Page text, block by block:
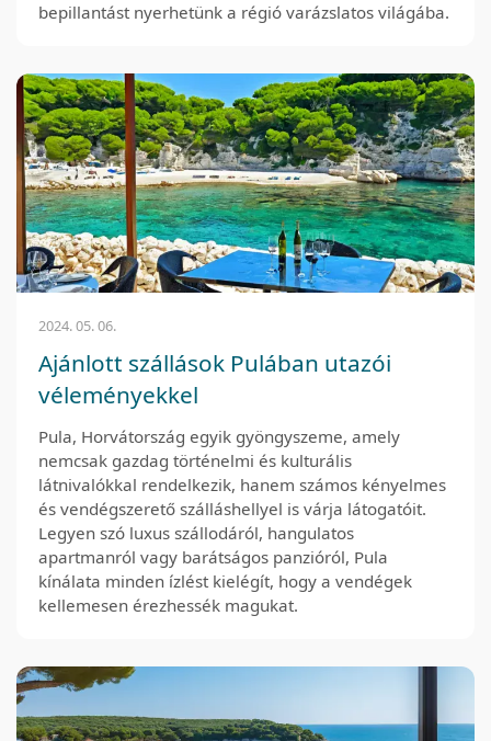
bepillantást nyerhetünk a régió varázslatos világába.
2024. 05. 06.
Ajánlott szállások Pulában utazói
véleményekkel
Pula, Horvátország egyik gyöngyszeme, amely
nemcsak gazdag történelmi és kulturális
látnivalókkal rendelkezik, hanem számos kényelmes
és vendégszerető szálláshellyel is várja látogatóit.
Legyen szó luxus szállodáról, hangulatos
apartmanról vagy barátságos panzióról, Pula
kínálata minden ízlést kielégít, hogy a vendégek
kellemesen érezhessék magukat.